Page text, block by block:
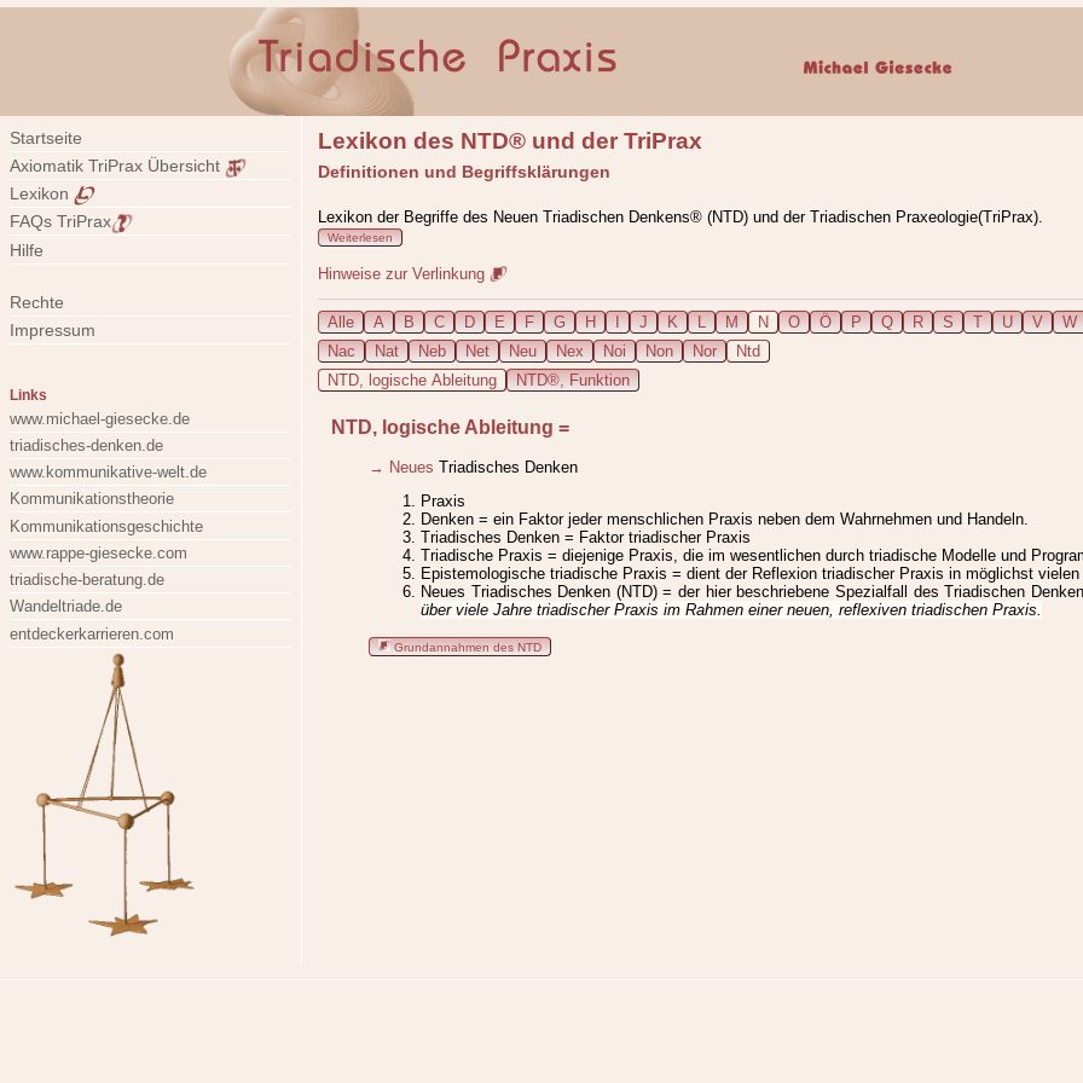
Startseite
Axiomatik TriPrax Übersicht
Lexikon
FAQs TriPrax
Hilfe
Rechte
Impressum
Links
www.michael-giesecke.de
triadisches-denken.de
www.kommunikative-welt.de
Kommunikationstheorie
Kommunikationsgeschichte
www.rappe-giesecke.com
triadische-beratung.de
Wandeltriade.de
entdeckerkarrieren.com
Lexikon des NTD® und der TriPrax
Definitionen und Begriffsklärungen
Lexikon der Begriffe des Neuen Triadischen Denkens® (NTD) und der Triadischen Praxeologie(TriPrax).
Weiterlesen
Hinweise zur Verlinkung
Alle A B C D E F G H I J K L M N O Ö P Q R S T U V W
Nac
Nat Neb Net Neu Nex Noi Non Nor
Ntd
NTD, logische Ableitung
NTD®, Funktion
NTD, logische Ableitung =
→ Neues Triadisches Denken
Praxis
Denken = ein Faktor jeder menschlichen Praxis neben dem Wahrnehmen und Handeln.
Triadisches Denken = Faktor triadischer Praxis
Triadische Praxis = diejenige Praxis, die im wesentlichen durch triadische Modelle und
Epistemologische triadische Praxis = dient der Reflexion triadischer Praxis in möglichst
Neues Triadisches Denken (NTD) = der hier beschriebene Spezialfall des Triadischen
über viele Jahre triadischer Praxis im Rahmen einer neuen, reflexiven triadischen Praxis.
Grundannahmen des NTD